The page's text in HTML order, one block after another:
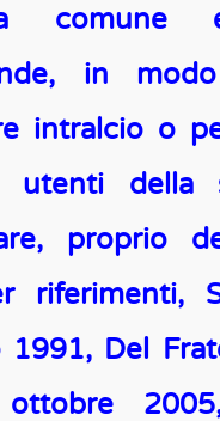
comune
in
intralcio o
utenti della
proprio
riferimenti,
1991, Del